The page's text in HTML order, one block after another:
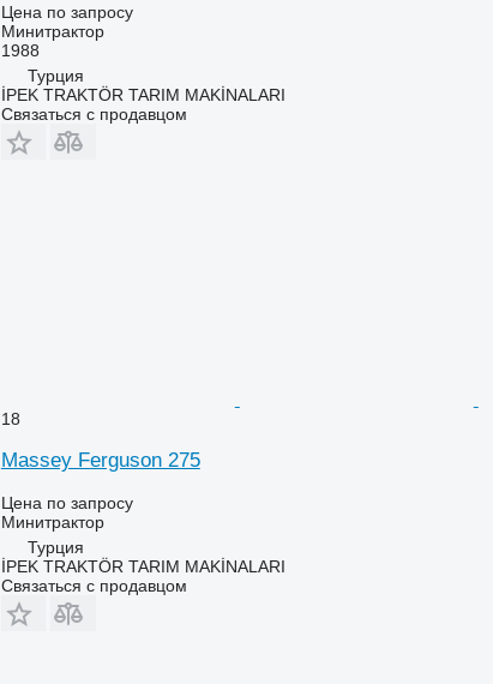
Цена по запросу
Минитрактор
1988
Турция
İPEK TRAKTÖR TARIM MAKİNALARI
Связаться с продавцом
18
Massey Ferguson 275
Цена по запросу
Минитрактор
Турция
İPEK TRAKTÖR TARIM MAKİNALARI
Связаться с продавцом